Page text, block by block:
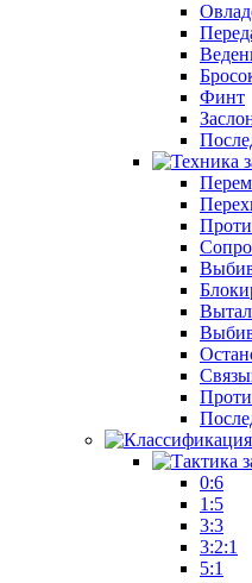
Финт
0:6
1:5
3:3
3:2:1
5:1